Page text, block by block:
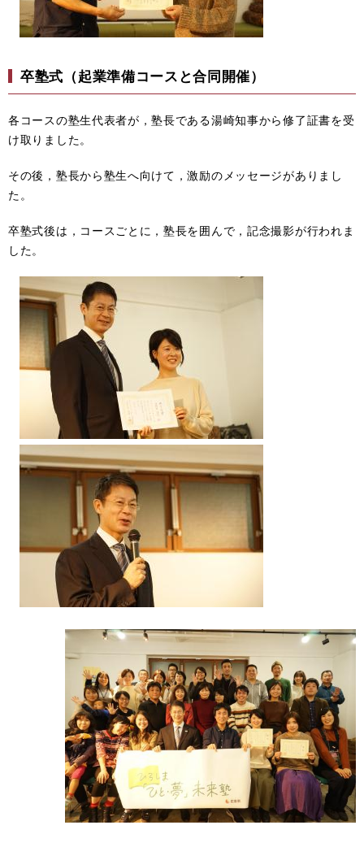
卒塾式（起業準備コースと合同開催）
各コースの塾生代表者が，塾長である湯崎知事から修了証書を受
け取りました。
その後，塾長から塾生へ向けて，激励のメッセージがありまし
た。
卒塾式後は，コースごとに，塾長を囲んで，記念撮影が行われま
した。